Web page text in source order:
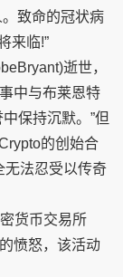
致命的冠状病
来临!”
逝世，
中与布莱恩特
保持沉默。”但
的创始合
无法忍受以传奇
货币交易所
愤怒，该活动